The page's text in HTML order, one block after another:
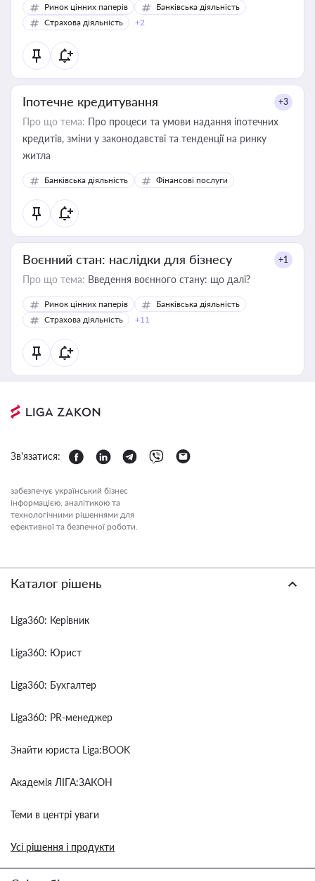
Ринок цінних паперів
Банківська діяльність
Страхова діяльність
+2
Іпотечне кредитування +3
Про що тема: Про процеси та умови надання іпотечних
кредитів, зміни у законодавстві та тенденції на ринку
житла
Банківська діяльність Фінансові послуги
Воєнний стан: наслідки для бізнесу +1
Про що тема: Введення воєнного стану: що далі?
Ринок цінних паперів
Банківська діяльність
Страхова діяльність
+11
Зв'язатися:
забезпечує український бізнес
інформацією, аналітикою та
технологічними рішеннями для
ефективної та безпечної роботи.
Каталог рішень
Liga360: Керівник
Liga360: Юрист
Liga360: Бухгалтер
Liga360: PR-менеджер
Знайти юриста Liga:BOOK
Академія ЛІГА:ЗАКОН
Теми в центрі уваги
Усі рішення і продукти